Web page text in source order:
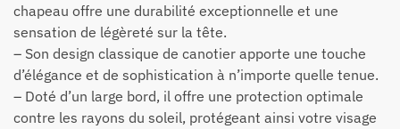
chapeau offre une durabilité exceptionnelle et une
sensation de légèreté sur la tête.
– Son design classique de canotier apporte une touche
d’élégance et de sophistication à n’importe quelle tenue.
– Doté d’un large bord, il offre une protection optimale
contre les rayons du soleil, protégeant ainsi votre visage